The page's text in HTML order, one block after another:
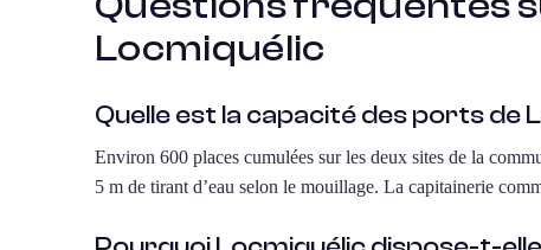
Locmiquélic
Quelle est la capacité des ports de
Environ 600 places cumulées sur les deux sites de la
5 m de tirant d’eau selon le mouillage. La capitainerie